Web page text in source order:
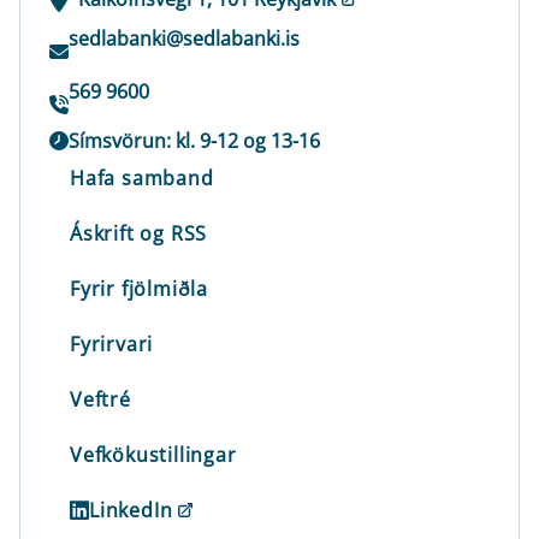
sedlabanki@sedlabanki.is
569 9600
Símsvörun: kl. 9-12 og 13-16
Hafa samband
Áskrift og RSS
Fyrir fjölmiðla
Fyrirvari
Veftré
Vefkökustillingar
LinkedIn